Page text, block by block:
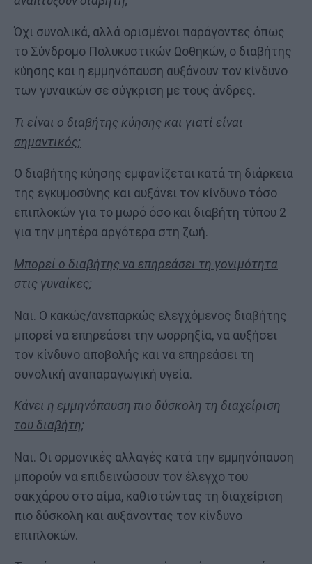
Όχι συνολικά, αλλά ορισμένοι παράγοντες όπως
το Σύνδρομο Πολυκυστικών Ωοθηκών, ο διαβήτης
κύησης και η εμμηνόπαυση αυξάνουν τον κίνδυνο
των γυναικών σε σύγκριση με τους άνδρες.
Τι είναι ο διαβήτης κύησης και γιατί είναι
σημαντικός;
Ο διαβήτης κύησης εμφανίζεται κατά τη διάρκεια
της εγκυμοσύνης και αυξάνει τον κίνδυνο τόσο
επιπλοκών για το μωρό όσο και διαβήτη τύπου 2
για την μητέρα αργότερα στη ζωή.
Μπορεί ο διαβήτης να επηρεάσει τη γονιμότητα
στις γυναίκες;
Ναι. Ο κακώς/ανεπαρκώς ελεγχόμενος διαβήτης
μπορεί να επηρεάσει την ωορρηξία, να αυξήσει
τον κίνδυνο αποβολής και να επηρεάσει τη
συνολική αναπαραγωγική υγεία.
Κάνει η εμμηνόπαυση πιο δύσκολη τη διαχείριση
του διαβήτη;
Ναι. Οι ορμονικές αλλαγές κατά την εμμηνόπαυση
μπορούν να επιδεινώσουν τον έλεγχο του
σακχάρου στο αίμα, καθιστώντας τη διαχείριση
πιο δύσκολη και αυξάνοντας τον κίνδυνο
επιπλοκών.